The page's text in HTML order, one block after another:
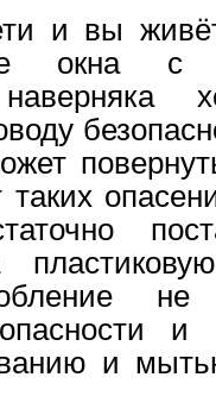
и вы
окна с
таких
и